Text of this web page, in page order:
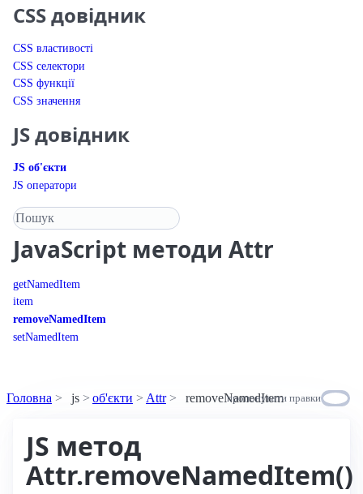
CSS довідник
CSS властивості
CSS селектори
CSS функції
CSS значення
JS довідник
JS об'єкти
JS оператори
Пошук у довіднику
JavaScript методи Attr
getNamedItem
item
removeNamedItem
setNamedItem
Головна js об'єкти Attr removeNamedItem
пропонувати правки
JS метод
Attr.removeNamedItem()